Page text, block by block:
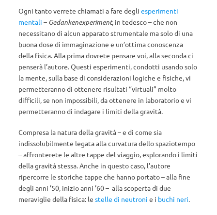
Ogni tanto verrete chiamati a fare degli esperimenti
mentali – Gedankenexperiment, in tedesco – che non
necessitano di alcun apparato strumentale ma solo di una
buona dose di immaginazione e un’ottima conoscenza
della fisica. Alla prima dovrete pensare voi, alla seconda ci
penserà l’autore. Questi esperimenti, condotti usando solo
la mente, sulla base di considerazioni logiche e fisiche, vi
permetteranno di ottenere risultati “virtuali” molto
difficili, se non impossibili, da ottenere in laboratorio e vi
permetteranno di indagare i limiti della gravità.
Compresa la natura della gravità – e di come sia
indissolubilmente legata alla curvatura dello spaziotempo
– affronterete le altre tappe del viaggio, esplorando i limiti
della gravità stessa. Anche in questo caso, l’autore
ripercorre le storiche tappe che hanno portato – alla fine
degli anni ’50, inizio anni ’60 – alla scoperta di due
meraviglie della fisica: le stelle di neutroni e i buchi neri.